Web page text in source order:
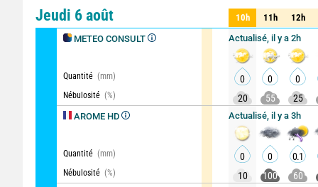
Comparateur détaillé
Jeudi 6 août
METEO CONSULT
Quantité (mm)
Nébulosité (%)
AROME HD
Quantité (mm)
Nébulosité (%)
10h 11h 12h
10h 11h 12h
Actualisé, il y a 2h
0 0 0
20
55 25
Actualisé, il y a 3h
0 0 0.1
10
100 60